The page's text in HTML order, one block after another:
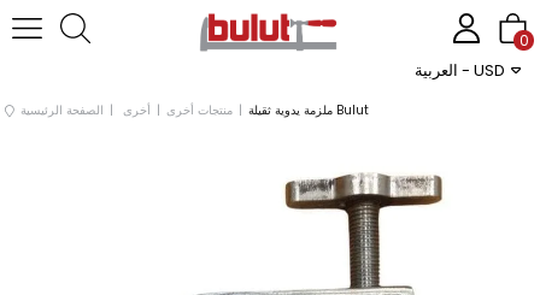
العربية - USD
0
الصفحة الرئيسية أخرى منتجات أخرى ملزمة يدوية ثقيلة Bulut